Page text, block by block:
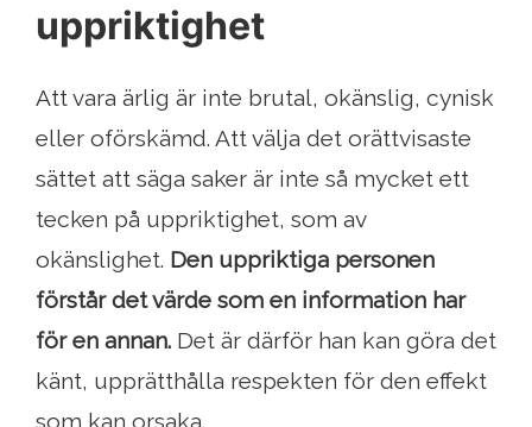
uppriktighet
Att vara ärlig är inte brutal, okänslig, cynisk
eller oförskämd. Att välja det orättvisaste
sättet att säga saker är inte så mycket ett
tecken på uppriktighet, som av
okänslighet. Den uppriktiga personen
förstår det värde som en information har
för en annan. Det är därför han kan göra det
känt, upprätthålla respekten för den effekt
som kan orsaka.